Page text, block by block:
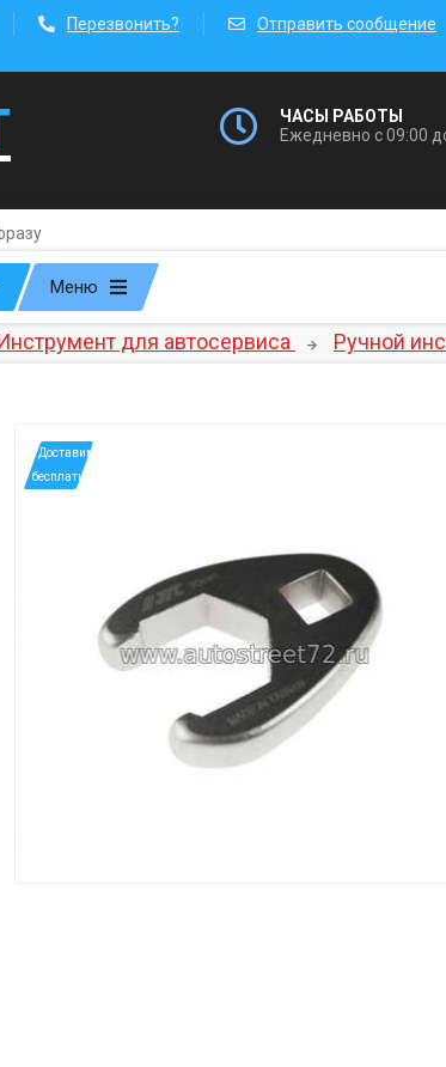
Перезвонить? Отправить сообщение
ЧАСЫ РАБОТЫ
Ежедневно с 09:00
Меню
для автосервиса Ручной
*Доставим
бесплатно